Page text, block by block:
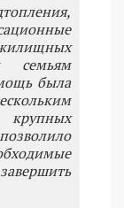
семьям
была
крупных